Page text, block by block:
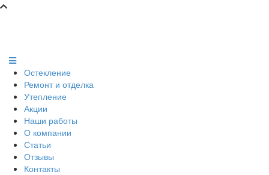
Остекление
Ремонт и отделка
Утепление
Акции
Наши работы
О компании
Статьи
Отзывы
Контакты